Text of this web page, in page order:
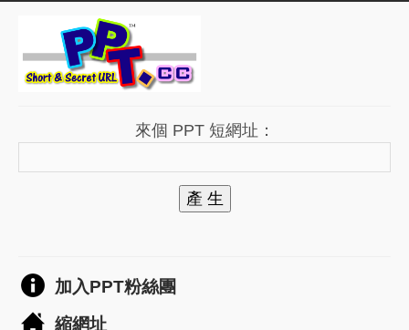
來個 PPT 短網址：
產 生
加入PPT粉絲團
縮網址